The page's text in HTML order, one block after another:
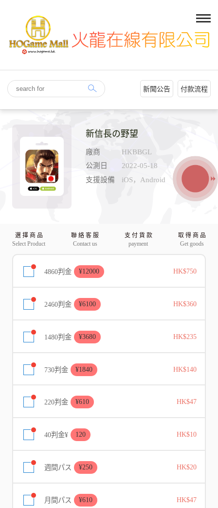
新聞公告 付款流程
新信長の野望
廠商
HKBBGL
公測日
2022-05-18
支援設備
iOS，Android
選 擇 商 品
Select Product
聯 絡 客 服
Contact us
支 付 貨 款
payment
取 得 商 品
Get goods
4860判金 ¥12000 HK$750
2460判金 ¥6100 HK$360
1480判金 ¥3680 HK$235
730判金 ¥1840 HK$140
220判金 ¥610 HK$47
40判金¥ 120 HK$10
週間パス ¥250 HK$20
月間パス ¥610 HK$47